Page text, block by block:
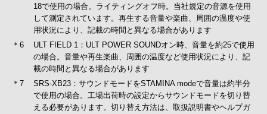
18で使用の場合。ライティングオフ時。当社規定の音源を使用
して測定されています。再生する音量や楽曲、周囲の温度や使
用状況により、記載の時間と異なる場合があります
＊6
ULT FIELD 1：ULT POWER SOUNDオン時、音量を約25で使用
の場合。音量や再生楽曲、周囲の温度など使用状況により、記
載の時間と異なる場合があります
＊7
SRS-XB23：サウンドモードをSTAMINA modeで音量は約半分
で使用の場合。工場出荷時の設定からサウンドモードを切り替
える必要があります。切り替え方法は、取扱説明書やヘルプガ